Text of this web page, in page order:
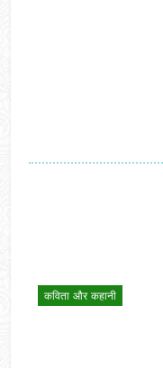
कविता और कहानी